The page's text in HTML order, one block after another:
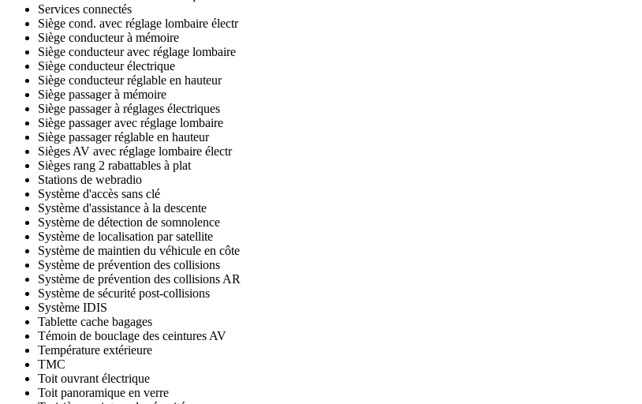
Services connectés
Siège cond. avec réglage lombaire électr
Siège conducteur à mémoire
Siège conducteur avec réglage lombaire
Siège conducteur électrique
Siège conducteur réglable en hauteur
Siège passager à mémoire
Siège passager à réglages électriques
Siège passager avec réglage lombaire
Siège passager réglable en hauteur
Sièges AV avec réglage lombaire électr
Sièges rang 2 rabattables à plat
Stations de webradio
Système d'accès sans clé
Système d'assistance à la descente
Système de détection de somnolence
Système de localisation par satellite
Système de maintien du véhicule en côte
Système de prévention des collisions
Système de prévention des collisions AR
Système de sécurité post-collisions
Système IDIS
Tablette cache bagages
Témoin de bouclage des ceintures AV
Température extérieure
TMC
Toit ouvrant électrique
Toit panoramique en verre